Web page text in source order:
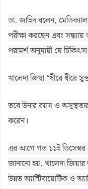
ডা. জাহিদ বলেন, মেডিক্যাল
পরীক্ষা করছেন এবং
পরামর্শ অনুযায়ী যে
খালেদা জিয়া “ধীরে ধীরে
তবে উনার বয়স ও
করেন।
এর আগে গত ১১ই ডিসেম্বর
জানানো হয়, খালেদা
উন্নত অ্যান্টিবায়োটিক ও